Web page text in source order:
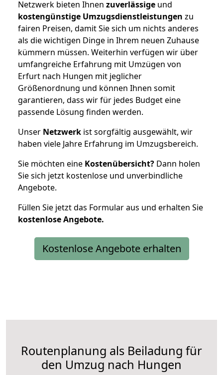
Netzwerk bieten Ihnen zuverlässige und
kostengünstige Umzugsdienstleistungen zu
fairen Preisen, damit Sie sich um nichts anderes
als die wichtigen Dinge in Ihrem neuen Zuhause
kümmern müssen. Weiterhin verfügen wir über
umfangreiche Erfahrung mit Umzügen von
Erfurt nach Hungen mit jeglicher
Größenordnung und können Ihnen somit
garantieren, dass wir für jedes Budget eine
passende Lösung finden werden.
Unser Netzwerk ist sorgfältig ausgewählt, wir
haben viele Jahre Erfahrung im Umzugsbereich.
Sie möchten eine Kostenübersicht? Dann holen
Sie sich jetzt kostenlose und unverbindliche
Angebote.
Füllen Sie jetzt das Formular aus und erhalten Sie
kostenloseAngebote.
Kostenlose Angebote erhalten
Routenplanung als Beiladung für
den Umzug nach Hungen